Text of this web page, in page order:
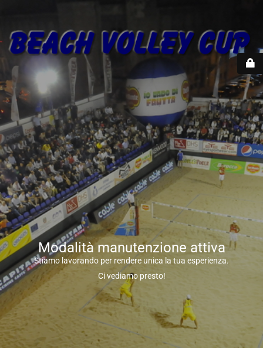
Modalità manutenzione attiva
Stiamo lavorando per rendere unica la tua esperienza.
Ci vediamo presto!